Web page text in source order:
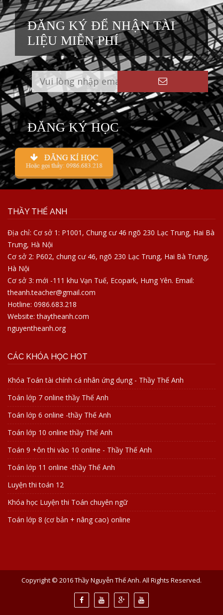
ĐĂNG KÝ ĐỂ NHẬN TÀI
LIỆU MIỄN PHÍ
ĐĂNG KÝ HỌC
THẦY THẾ ANH
Địa chỉ: Cơ sở 1: P1001, Chung cư 46 ngõ 230 Lạc Trung, Hai Bà
Trưng, Hà Nội
Cơ sở 2: P602, chung cư 46, ngõ 230 Lạc Trung, Hai Bà Trưng,
Hà Nội
Cơ sở 3: mới -111 khu Vạn Tuế, Ecopark, Hưng Yên. Email:
theanh.teacher@gmail.com
Hotline: 0986.683.218
Website: thaytheanh.com
nguyentheanh.org
CÁC KHÓA HỌC HOT
Khóa Toán tài chính cá nhân ứng dụng - Thầy Thế Anh
Toán lớp 7 online thầy Thế Anh
Toán lớp 6 online -thầy Thế Anh
Toán lớp 10 online thầy Thế Anh
Toán 9 +ôn thi vào 10 online - Thầy Thế Anh
Toán lớp 11 online -thầy Thế Anh
Luyện thi toán 12
Khóa học Luyện thi Toán chuyên ngữ
Toán lớp 8 (cơ bản + nâng cao) online
Copyright © 2016 Thầy Nguyễn Thế Anh. All Rights Reserved.